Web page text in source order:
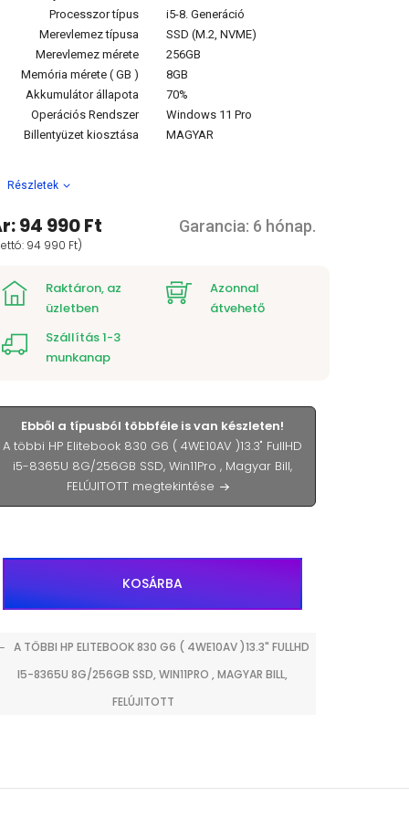
Processzor típus
i5-8. Generáció
Merevlemez típusa
SSD (M.2, NVME)
Merevlemez mérete
256GB
Memória mérete ( GB )
8GB
Akkumulátor állapota
70%
Operációs Rendszer
Windows 11 Pro
Billentyüzet kiosztása
MAGYAR
Részletek
94 990 Ft
94 990 Ft)
Garancia: 6 hónap.
Raktáron, az
üzletben
Azonnal
átvehető
Szállítás 1-3
munkanap
Ebből a típusból többféle is van készleten!
A többi HP Elitebook 830 G6 ( 4WE10AV )13.3" FullHD
i5-8365U 8G/256GB SSD, Win11Pro , Magyar Bill,
FELÚJITOTT megtekintése
KOSÁRBA
A TÖBBI HP ELITEBOOK 830 G6 ( 4WE10AV )13.3" FULLHD
I5-8365U 8G/256GB SSD, WIN11PRO , MAGYAR BILL,
FELÚJITOTT